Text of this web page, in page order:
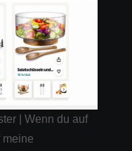
| Wenn du auf
meine